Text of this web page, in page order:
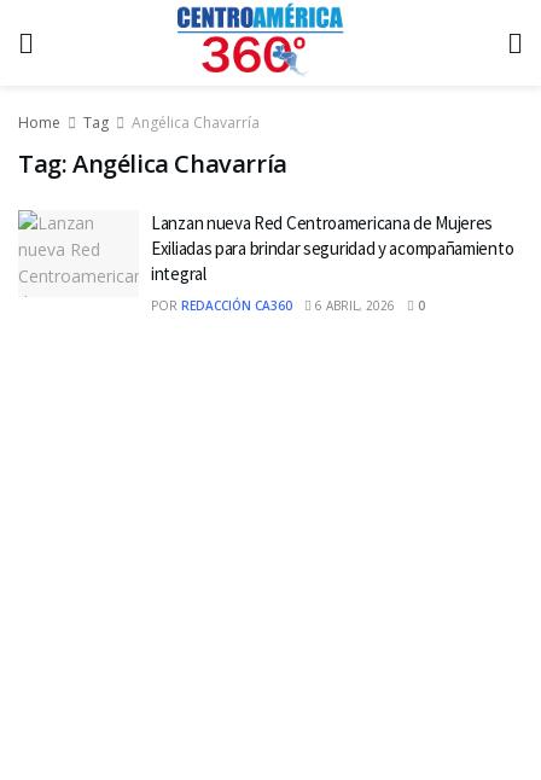
Home Tag Angélica Chavarría
Tag:Angélica Chavarría
Lanzan nueva Red Centroamericana de Mujeres
Exiliadas para brindar seguridad y acompañamiento
integral
POR REDACCIÓN CA360 6 ABRIL, 2026 0